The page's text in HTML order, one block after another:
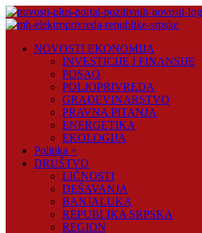
Skip
to
Plus
NOVOSTI EKONOMIJA
INVESTICIJE I FINANSIJE
POSAO
POLJOPRIVREDA
GRAĐEVINARSTVO
PRAVNA PITANJA
ENERGETIKA
EKOLOGIJA
Politika +
DRUŠTVO
LIČNOSTI
DEŠAVANJA
BANJALUKA
REPUBLIKA SRPSKA
REGION